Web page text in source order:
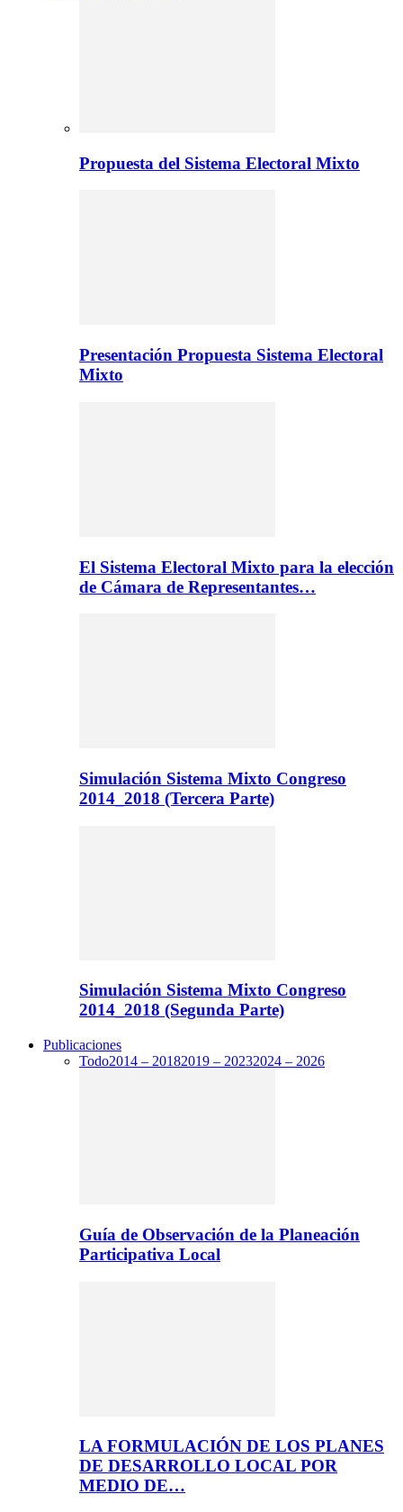
Propuesta del Sistema Electoral Mixto
Presentación Propuesta Sistema Electoral
Mixto
El Sistema Electoral Mixto para la elección
de Cámara de Representantes…
Simulación Sistema Mixto Congreso
2014_2018 (Tercera Parte)
Simulación Sistema Mixto Congreso
2014_2018 (Segunda Parte)
Publicaciones
Todo2014 – 20182019 – 20232024 – 2026
Guía de Observación de la Planeación
Participativa Local
LA FORMULACIÓN DE LOS PLANES
DE DESARROLLO LOCAL POR
MEDIO DE…